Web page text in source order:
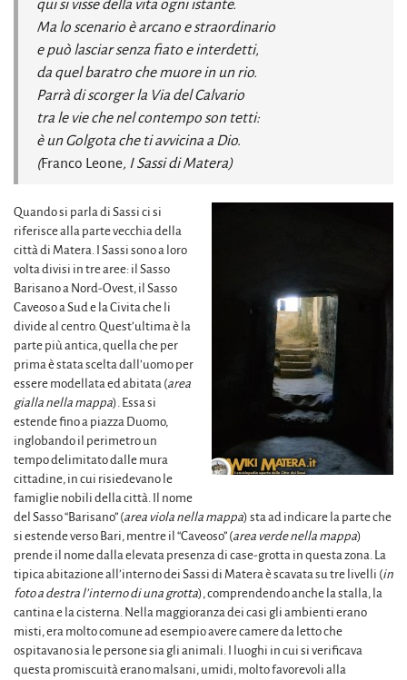
qui si visse della vita ogni istante.
Ma lo scenario è arcano e straordinario
e può lasciar senza fiato e interdetti,
da quel baratro che muore in un rio.
Parrà di scorger la Via del Calvario
tra le vie che nel contempo son tetti:
è un Golgota che ti avvicina a Dio.
(Franco Leone, I Sassi di Matera)
Quando si parla di Sassi ci si
riferisce alla parte vecchia della
città di Matera. I Sassi sono a loro
volta divisi in tre aree: il Sasso
Barisano a Nord-Ovest, il Sasso
Caveoso a Sud e la Civita che li
divide al centro. Quest’ultima è la
parte più antica, quella che per
prima è stata scelta dall’uomo per
essere modellata ed abitata (area
gialla nella mappa). Essa si
estende fino a piazza Duomo,
inglobando il perimetro un
tempo delimitato dalle mura
cittadine, in cui risiedevano le
famiglie nobili della città. Il nome
del Sasso “Barisano” (area viola nella mappa) sta ad indicare la parte che
si estende verso Bari, mentre il “Caveoso” (area verde nella mappa)
prende il nome dalla elevata presenza di case-grotta in questa zona. La
tipica abitazione all’interno dei Sassi di Matera è scavata su tre livelli (in
foto a destra l’interno di una grotta), comprendendo anche la stalla, la
cantina e la cisterna. Nella maggioranza dei casi gli ambienti erano
misti, era molto comune ad esempio avere camere da letto che
ospitavano sia le persone sia gli animali. I luoghi in cui si verificava
questa promiscuità erano malsani, umidi, molto favorevoli alla